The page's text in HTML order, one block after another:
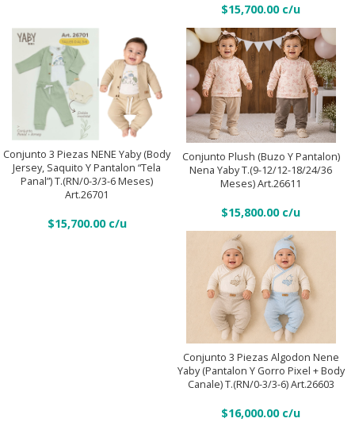
Art.26705
quantity
12/12-
18/24
meses)
Art.26402
quantity
$15,700.00
jersey,
saquito
pantalon
“tela
panal”)
T.
(RN/0-
meses)
Art.26700
quantity
Conjunto 3 Piezas NENE Yaby (Body
Jersey, Saquito Y Pantalon “tela
Panal”) T.(RN/0-3/3-6 Meses)
Art.26701
$15,700.00
Conjunto
3
piezas
NENE
Añadir Al Carrito
Conjunto Plush (Buzo Y Pantalon)
Nena Yaby T.(9-12/12-18/24/36
Meses) Art.26611
$15,800.00
Conjunto
Plush
(Buzo
Yaby
12/12-
18/24/36
Meses)
Art.26611
quantity
Añadir Al Carrito
Conjunto 3 Piezas Algodon Nene
Yaby (Pantalon Y Gorro Pixel + Body
Canale) T.(RN/0-3/3-6) Art.26603
$16,000.00
Conjunto
piezas
Algodon
Añadir Al Carrito